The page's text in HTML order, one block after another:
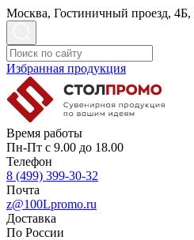
Москва, Гостиничный проезд,
Избранная продукция
Время работы
Пн-Пт с 9.00 до 18.00
Телефон
8 (499) 399-30-32
Почта
z@100Lpromo.ru
Доставка
По России